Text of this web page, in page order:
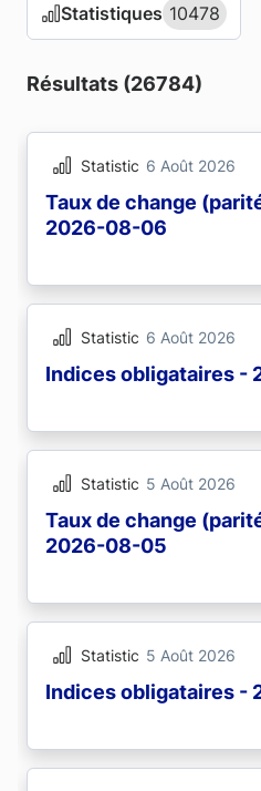
Statistiques 10478
Statistiques 10478
Résultats (26784)
Statistic 6 Août 2026
Taux de change
2026-08-06
Statistic 6 Août 2026
Indices obligataires -
Statistic 5 Août 2026
Taux de change
2026-08-05
Statistic 5 Août 2026
Indices obligataires -